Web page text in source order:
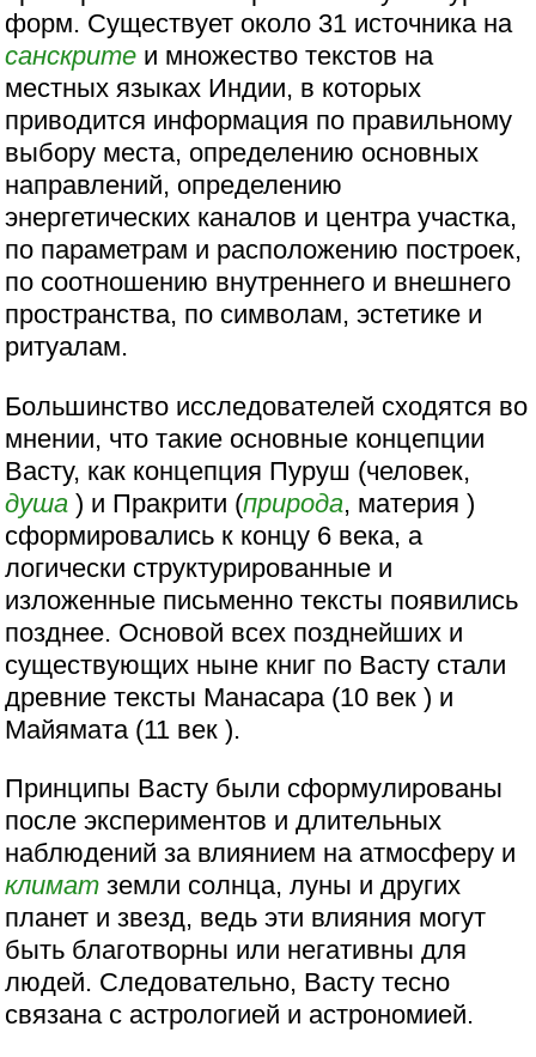
форм. Существует около 31 источника на
санскрите и множество текстов на
местных языках Индии, в которых
приводится информация по правильному
выбору места, определению основных
направлений, определению
энергетических каналов и центра участка,
по параметрам и расположению построек,
по соотношению внутреннего и внешнего
пространства, по символам, эстетике и
ритуалам.
Большинство исследователей сходятся во
мнении, что такие основные концепции
Васту, как концепция Пуруш (человек,
душа ) и Пракрити (природа, материя )
сформировались к концу 6 века, а
логически структурированные и
изложенные письменно тексты появились
позднее. Основой всех позднейших и
существующих ныне книг по Васту стали
древние тексты Манасара (10 век ) и
Майямата (11 век ).
Принципы Васту были сформулированы
после экспериментов и длительных
наблюдений за влиянием на атмосферу и
климат земли солнца, луны и других
планет и звезд, ведь эти влияния могут
быть благотворны или негативны для
людей. Следовательно, Васту тесно
связана с астрологией и астрономией.